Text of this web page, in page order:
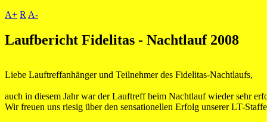
A+ R A-
Laufbericht Fidelitas - Nachtlauf 2008
Liebe Lauftreffanhänger und Teilnehmer des Fidelitas-Nachtlaufs,
auch in diesem Jahr war der Lauftreff beim Nachtlauf wieder sehr
Wir freuen uns riesig über den sensationellen Erfolg unserer LT-